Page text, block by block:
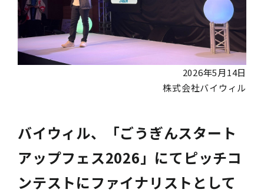
2026年5月14日
株式会社バイウィル
バイウィル、「ごうぎんスタート
アップフェス2026」にてピッチコ
ンテストにファイナリストとして